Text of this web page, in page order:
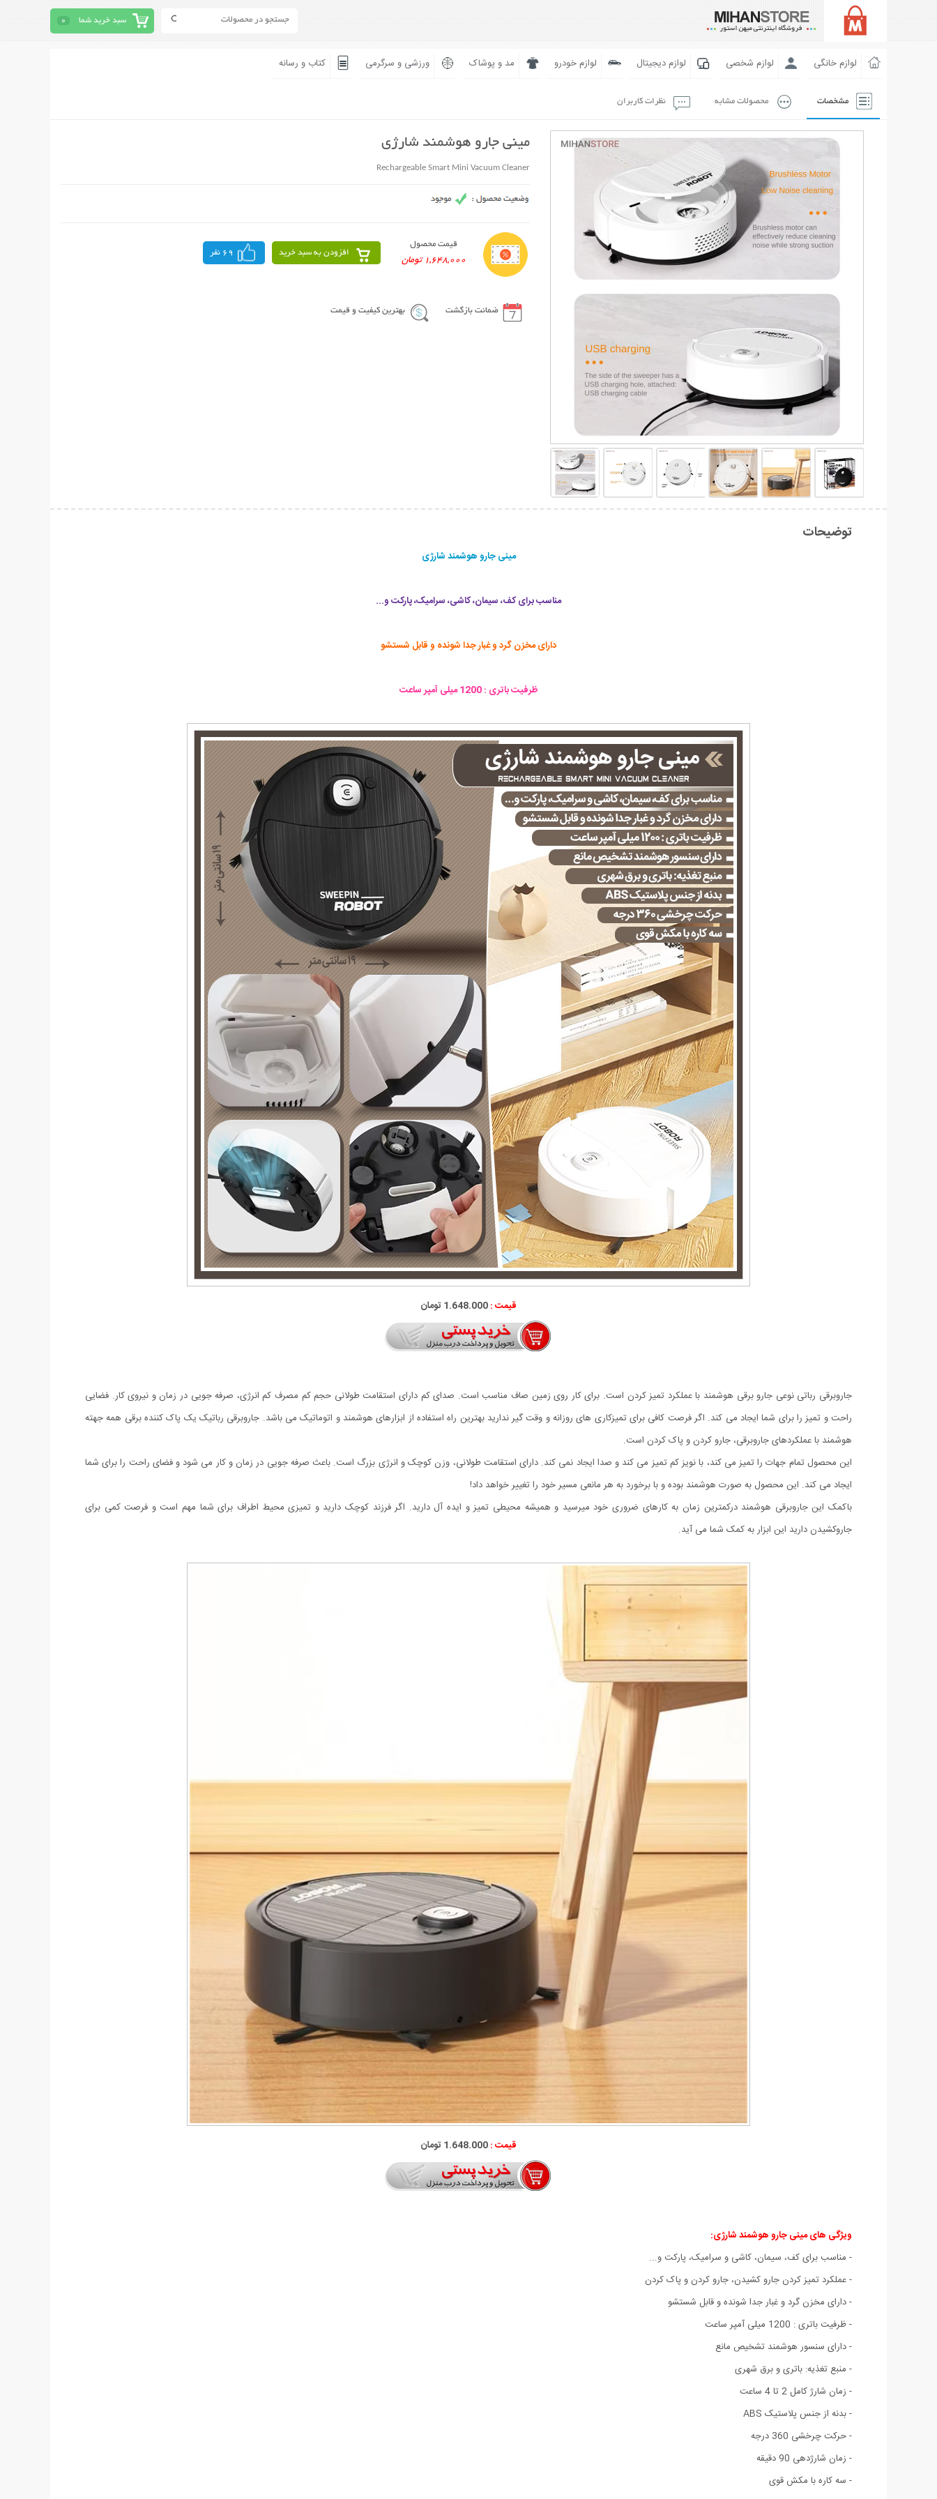
سبد خرید شما 0
لوازم خانگی لوازم شخصی لوازم دیجیتال لوازم خودرو مد و پوشاک ورزشی و سرگرمی کتاب و رسانه
مشخصات محصولات مشابه نظرات کاربران
مینی جارو هوشمند شارژی
Rechargeable Smart Mini Vacuum Cleaner
قیمت محصول
1,648,000 تومان
افزودن به سبد خرید 69 نفر
ضمانت بازگشت بهترین کیفیت و قیمت
توضیحات
مینی جارو هوشمند شارژی
مناسب برای کف، سیمان، کاشی، سرامیک، پارکت و...
دارای مخزن گرد و غبار جدا شونده و قابل شستشو
ظرفیت باتری : 1200 میلی آمپر ساعت
قیمت :1.648.000 تومان
جاروبرقی رباتی نوعی جارو برقی هوشمند با عملکرد تمیز کردن است. برای کار روی زمین صاف مناسب است. صدای کم دارای استقامت طولانی حجم کم مصرف کم انرژی، صرفه جویی در زمان و نیروی کار. فضایی
راحت و تمیز را برای شما ایجاد می کند. اگر فرصت کافی برای تمیزکاری های روزانه و وقت گیر ندارید بهترین راه استفاده از ابزارهای هوشمند و اتوماتیک می باشد. جاروبرقی رباتیک یک پاک کننده برقی همه جهته
هوشمند با عملکردهای جاروبرقی، جارو کردن و پاک کردن است.
این محصول تمام جهات را تمیز می کند، با نویز کم تمیز می کند و صدا ایجاد نمی کند. دارای استقامت طولانی، وزن کوچک و انرژی بزرگ است. باعث صرفه جویی در زمان و کار می شود و فضای راحت را برای شما
ایجاد می کند. این محصول به صورت هوشمند بوده و با برخورد به هر مانعی مسیر خود را تغییر خواهد داد!
باکمک این جاروبرقی هوشمند درکمترین زمان به کارهای ضروری خود میرسید و همیشه محیطی تمیز و ایده آل دارید. اگر فرزند کوچک دارید و تمیزی محیط اطراف برای شما مهم است و فرصت کمی برای
جاروکشیدن دارید این ابزار به کمک شما می آید.
قیمت :1.648.000 تومان
ویژگی های مینی جارو هوشمند شارژی:
- مناسب برای کف، سیمان، کاشی و سرامیک، پارکت و...
- عملکرد تمیز کردن جارو کشیدن، جارو کردن و پاک کردن
- دارای مخزن گرد و غبار جدا شونده و قابل شستشو
- ظرفیت باتری : 1200 میلی آمپر ساعت
- دارای سنسور هوشمند تشخیص مانع
- منبع تغذیه: باتری و برق شهری
- زمان شارژ کامل 2 تا 4 ساعت
- بدنه از جنس پلاستیک ABS
- حرکت چرخشی 360 درجه
- زمان شارژدهی 90 دقیقه
- سه کاره با مکش قوی